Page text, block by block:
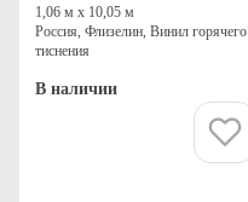
1,06 м х 10,05 м
Россия, Флизелин, Винил горячего
тиснения
В наличии